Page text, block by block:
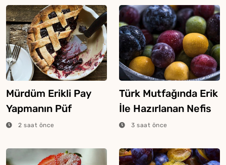
Mürdüm Erikli Pay
Yapmanın Püf
Noktaları
2 saat önce
Türk Mutfağında Erik
İle Hazırlanan Nefis
Yemekler
3 saat önce